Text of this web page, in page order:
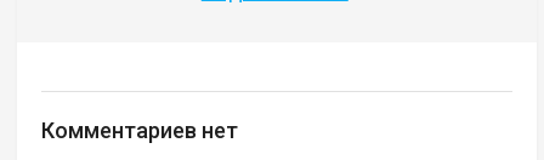
Комментариев нет